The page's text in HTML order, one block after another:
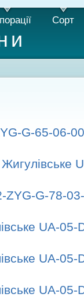
Сорт
G-65-06-
ZYG-G-78-
UA-05-
UA-05-
UA-05-